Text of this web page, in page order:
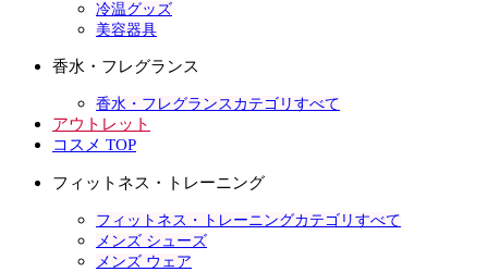
冷温グッズ
美容器具
香水・フレグランス
香水・フレグランスカテゴリすべて
アウトレット
コスメ TOP
フィットネス・トレーニング
フィットネス・トレーニングカテゴリすべて
メンズ シューズ
メンズ ウェア